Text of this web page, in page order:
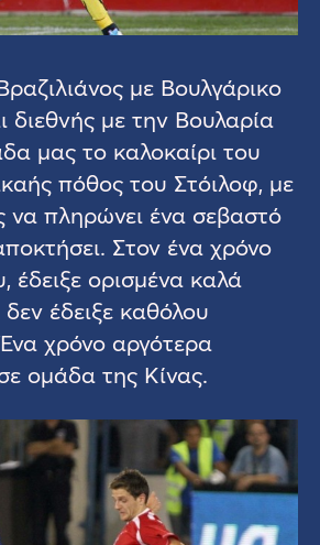
με Βουλγάρικο
διεθνής με την Βουλαρία
μας το καλοκαίρι του
πόθος του Στόιλοφ, με
πληρώνει ένα σεβαστό
Στον ένα χρόνο
έδειξε ορισμένα καλά
έδειξε καθόλου
χρόνο αργότερα
ομάδα της Κίνας.